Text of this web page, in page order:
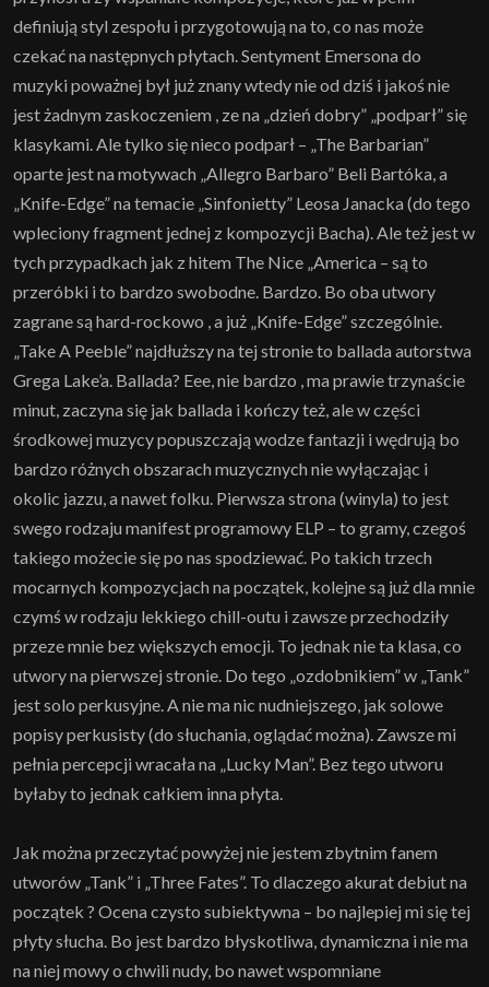
definiują styl zespołu i przygotowują na to, co nas może
czekać na następnych płytach. Sentyment Emersona do
muzyki poważnej był już znany wtedy nie od dziś i jakoś nie
jest żadnym zaskoczeniem , ze na „dzień dobry” „podparł” się
klasykami. Ale tylko się nieco podparł – „The Barbarian”
oparte jest na motywach „Allegro Barbaro” Beli Bartóka, a
„Knife-Edge” na temacie „Sinfonietty” Leosa Janacka (do tego
wpleciony fragment jednej z kompozycji Bacha). Ale też jest w
tych przypadkach jak z hitem The Nice „America – są to
przeróbki i to bardzo swobodne. Bardzo. Bo oba utwory
zagrane są hard-rockowo , a już „Knife-Edge” szczególnie.
„Take A Peeble” najdłuższy na tej stronie to ballada autorstwa
Grega Lake’a. Ballada? Eee, nie bardzo , ma prawie trzynaście
minut, zaczyna się jak ballada i kończy też, ale w części
środkowej muzycy popuszczają wodze fantazji i wędrują bo
bardzo różnych obszarach muzycznych nie wyłączając i
okolic jazzu, a nawet folku. Pierwsza strona (winyla) to jest
swego rodzaju manifest programowy ELP – to gramy, czegoś
takiego możecie się po nas spodziewać. Po takich trzech
mocarnych kompozycjach na początek, kolejne są już dla mnie
czymś w rodzaju lekkiego chill-outu i zawsze przechodziły
przeze mnie bez większych emocji. To jednak nie ta klasa, co
utwory na pierwszej stronie. Do tego „ozdobnikiem” w „Tank”
jest solo perkusyjne. A nie ma nic nudniejszego, jak solowe
popisy perkusisty (do słuchania, oglądać można). Zawsze mi
pełnia percepcji wracała na „Lucky Man”. Bez tego utworu
byłaby to jednak całkiem inna płyta.
Jak można przeczytać powyżej nie jestem zbytnim fanem
utworów „Tank” i „Three Fates”. To dlaczego akurat debiut na
początek ? Ocena czysto subiektywna – bo najlepiej mi się tej
płyty słucha. Bo jest bardzo błyskotliwa, dynamiczna i nie ma
na niej mowy o chwili nudy, bo nawet wspomniane